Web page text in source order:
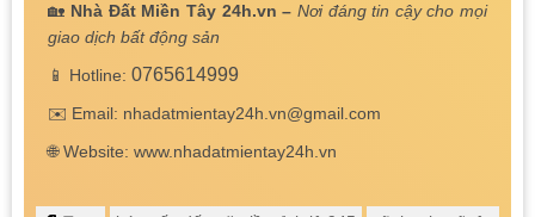
🏡 Nhà Đất Miền Tây 24h.vn – Nơi đáng tin cậy cho mọi
giao dịch bất động sản
📱 Hotline: 0765614999
✉️ Email: nhadatmientay24h.vn@gmail.com
🌐 Website: www.nhadatmientay24h.vn